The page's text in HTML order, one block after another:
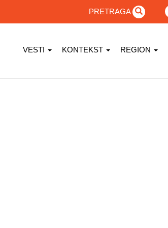
PRETRAGA
VESTI KONTEKST REGION